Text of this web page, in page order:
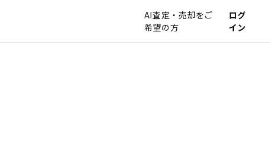
AI査定・売却をご
希望の方
ログ
イン